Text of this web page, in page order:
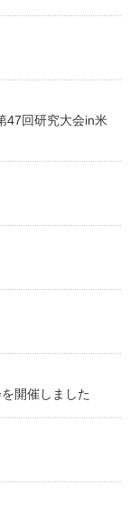
47回研究大会in米
開催しました